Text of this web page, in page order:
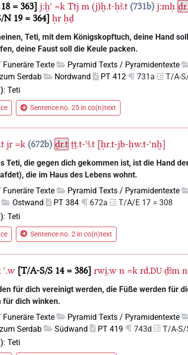
= 363 j:ḫꜥ =k Ttj m (j)ḫ.t-ḥꜣ.t 731b j:mḥ
N 19 = 364 ḥr ḥḏ
Teti, mit dem Königskopftuch, deine Hand
deine Faust soll die Keule packen.
Texte
Pyramid Texts / Pyramidentexte
Serdab Nordwand PT 412 731a
T/A-
:Teti
Sentence no. 25 in co(n)text
jr =k 672b ḏr.t ṯṯ.t-ꜥꜣ.t [ḥr.t-jb-ḥw.t-ꜥnḫ]
Teti, die gegen dich gekommen ist, ist die Hand
die im Haus des Lebens wohnt.
Texte
Pyramid Texts / Pyramidentexte
Ostwand PT 384 672a
T/A/E 17 = 308
:Teti
Sentence no. 2 in co(n)text
ꜥ.w T/A-S/S 14 = 386 rwi̯.w n =k rd.DU ḏꜣm n
für dich vereinigt werden, die Füße werden für
für dich winken.
Texte
Pyramid Texts / Pyramidentexte
Serdab Südwand PT 419 743d
T/A-S/
:Teti